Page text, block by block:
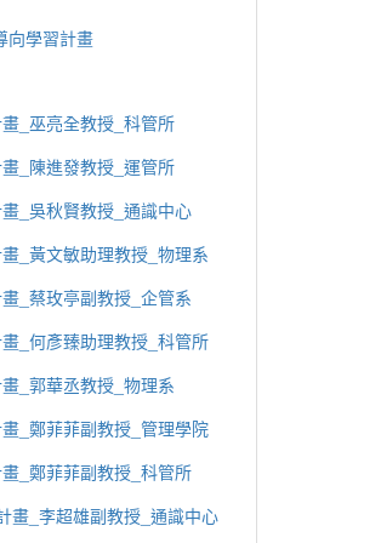
向學習計畫
_巫亮全教授_科管所
_陳進發教授_運管所
_吳秋賢教授_通識中心
_黃文敏助理教授_物理系
_蔡玫亭副教授_企管系
_何彥臻助理教授_科管所
_郭華丞教授_物理系
_鄭菲菲副教授_管理學院
_鄭菲菲副教授_科管所
畫_李超雄副教授_通識中心